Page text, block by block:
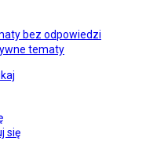
bez odpowiedzi
tematy
się